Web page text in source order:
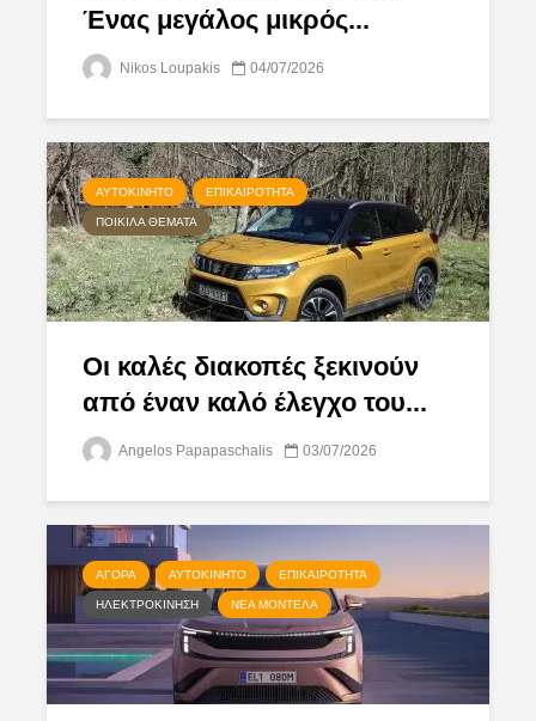
Ένας μεγάλος μικρός...
Nikos Loupakis 04/07/2026
ΑΥΤΟΚΊΝΗΤΟ ΕΠΙΚΑΙΡΌΤΗΤΑ
ΠΟΙΚΊΛΑ ΘΈΜΑΤΑ
Οι καλές διακοπές ξεκινούν
από έναν καλό έλεγχο του...
Angelos Papapaschalis 03/07/2026
ΑΓΟΡΆ ΑΥΤΟΚΊΝΗΤΟ ΕΠΙΚΑΙΡΌΤΗΤΑ
ΗΛΕΚΤΡΟΚΊΝΗΣΗ ΝΈΑ ΜΟΝΤΈΛΑ